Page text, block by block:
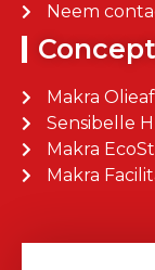
Neem
Makra
Sensibelle
Makra
Makra